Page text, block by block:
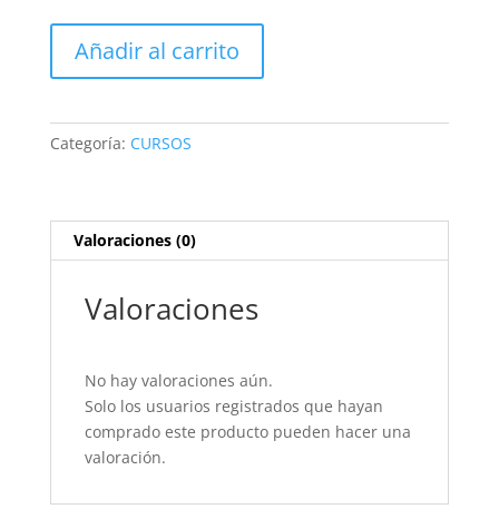
Hipnosis
Añadir al carrito
Categoría: CURSOS
Valoraciones (0)
Valoraciones
No hay valoraciones aún.
Solo los usuarios registrados que hayan
comprado este producto pueden hacer una
valoración.